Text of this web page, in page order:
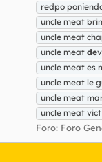
redpo
uncle meat
uncle meat
uncle meat de
uncle meat es
uncle meat le
uncle meat
uncle meat
Foro: Foro